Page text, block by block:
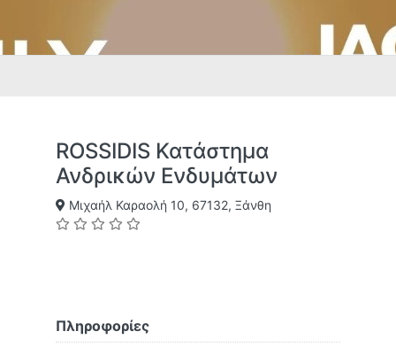
ROSSIDIS Κατάστημα
Ανδρικών Ενδυμάτων
Μιχαήλ Καραολή 10, 67132, Ξάνθη
Πληροφορίες